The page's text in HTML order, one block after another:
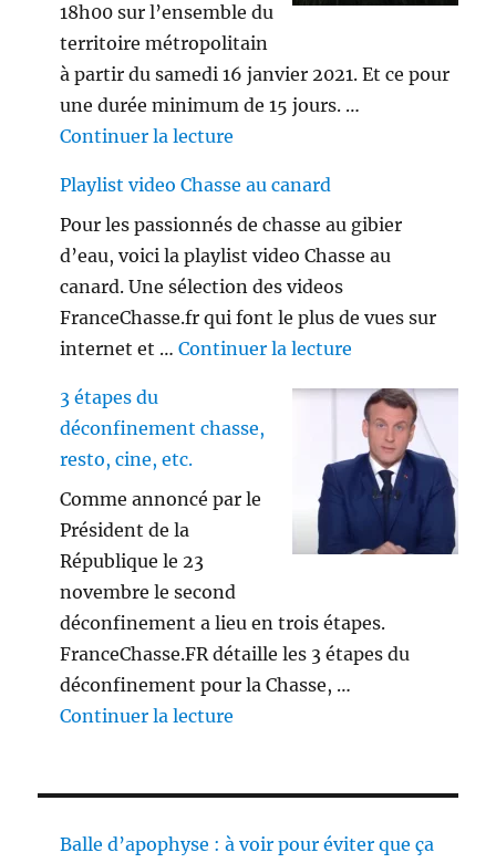
18h00 sur l’ensemble du
territoire métropolitain
à partir du samedi 16 janvier 2021. Et ce pour
une durée minimum de 15 jours. …
Continuer la lecture
Playlist video Chasse au canard
Pour les passionnés de chasse au gibier
d’eau, voici la playlist video Chasse au
canard. Une sélection des videos
FranceChasse.fr qui font le plus de vues sur
internet et …Continuer la lecture
3 étapes du
déconfinement chasse,
resto, cine, etc.
Comme annoncé par le
Président de la
République le 23
novembre le second
déconfinement a lieu en trois étapes.
FranceChasse.FR détaille les 3 étapes du
déconfinement pour la Chasse, …
Continuer la lecture
Balle d’apophyse : à voir pour éviter que ça